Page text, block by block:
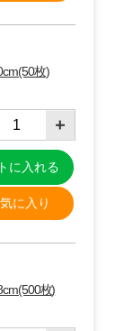
枚)
に入れる
枚)